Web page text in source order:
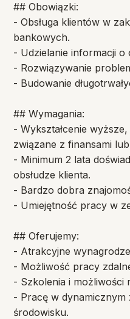
## Obowiązki:
- Obsługa klientów w
bankowych.
- Udzielanie informacji
- Rozwiązywanie
- Budowanie
## Wymagania:
- Wykształcenie
związane z finansami
- Minimum 2 lata
obsłudze klienta.
- Bardzo dobra
- Umiejętność pracy w
## Oferujemy:
- Atrakcyjne
- Możliwość pracy
- Szkolenia i możliwości
- Pracę w
środowisku.